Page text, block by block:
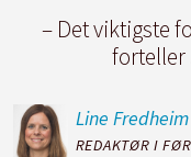
– Det viktigste
forteller
Line Fredheim
REDAKTØR I